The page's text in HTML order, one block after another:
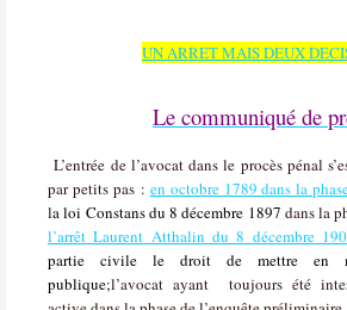
UN ARRET MAIS DEUX
Le communiqué de
L’entrée de l’avocat dans le procès pénal
par petits pas : en octobre 1789 dans la
la loi Constans du 8 décembre 1897 dans la
l’arrêt Laurent Atthalin du 8 décembre
partie civile le droit de mettre en
publique;l’avocat ayant toujours été